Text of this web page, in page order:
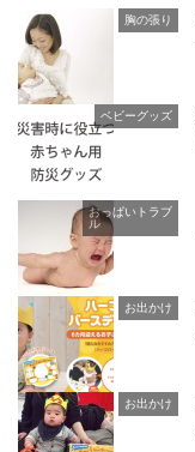
胸の張り
ベビーグッズ
おっぱいトラブ
ル
お出かけ
お出かけ